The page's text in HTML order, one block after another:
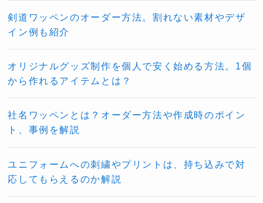
剣道ワッペンのオーダー方法。割れない素材やデザ
イン例も紹介
オリジナルグッズ制作を個人で安く始める方法。1個
から作れるアイテムとは？
社名ワッペンとは？オーダー方法や作成時のポイン
ト、事例を解説
ユニフォームへの刺繍やプリントは、持ち込みで対
応してもらえるのか解説